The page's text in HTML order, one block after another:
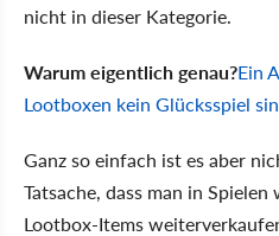
nicht in dieser Kategorie.
Warum eigentlich genau?Ein
Lootboxen kein Glücksspiel
Ganz so einfach ist es aber
Tatsache, dass man in
Lootbox-Items